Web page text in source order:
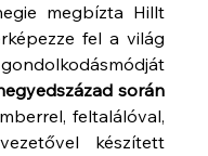
megbízta Hillt
fel a világ
során
feltalálóval,
készített